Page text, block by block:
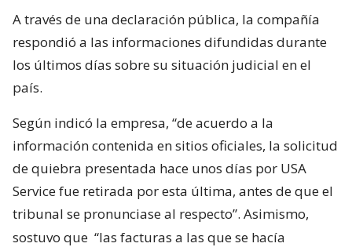
A través de una declaración pública, la compañía
respondió a las informaciones difundidas durante
los últimos días sobre su situación judicial en el
país.
Según indicó la empresa, “de acuerdo a la
información contenida en sitios oficiales, la solicitud
de quiebra presentada hace unos días por USA
Service fue retirada por esta última, antes de que el
tribunal se pronunciase al respecto”. Asimismo,
sostuvo que “las facturas a las que se hacía